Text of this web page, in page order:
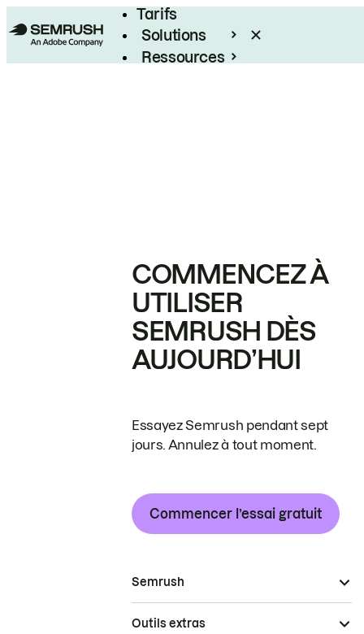
Tarifs
Solutions
Ressources
COMMENCEZ À
UTILISER
SEMRUSH DÈS
AUJOURD’HUI
Essayez Semrush pendant sept
jours. Annulez à tout moment.
Commencer l’essai gratuit
Semrush
Outils extras